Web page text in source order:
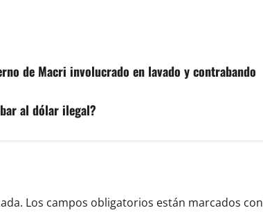
de Macri involucrado en lavado y contrabando
al dólar ilegal?
Los campos obligatorios están marcados con